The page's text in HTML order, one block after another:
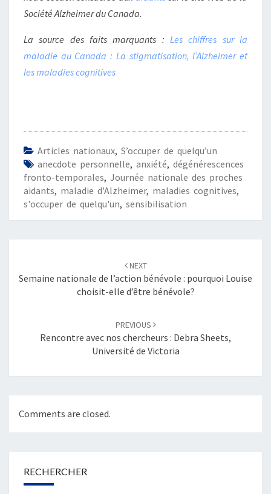
Société Alzheimer du Canada.
La source des faits marquants : Les chiffres sur la
maladie au Canada : La stigmatisation, l’Alzheimer et
les maladies cognitives
Articles nationaux, S’occuper de quelqu’un
anecdote personnelle, anxiété, dégénérescences
fronto-temporales, Journée nationale des proches
aidants, maladie d'Alzheimer, maladies cognitives,
s'occuper de quelqu'un, sensibilisation
NEXT
Semaine nationale de l’action bénévole : pourquoi Louise
choisit-elle d’être bénévole?
PREVIOUS
Rencontre avec nos chercheurs : Debra Sheets,
Université de Victoria
Comments are closed.
RECHERCHER